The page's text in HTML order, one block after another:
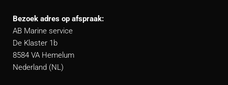
Bezoek adres op afspraak:
AB Marine service
De Klaster 1b
8584 VA Hemelum
Nederland (NL)